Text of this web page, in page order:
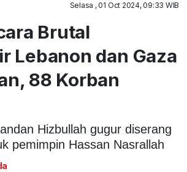
Selasa , 01 Oct 2024, 09:33 WIB
Brutal
Lebanon dan Gaza
88 Korban
Hizbullah gugur diserang
pemimpin Hassan Nasrallah